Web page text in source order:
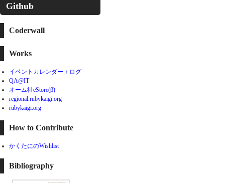
Github
Coderwall
Works
イベントカレンダー＋ログ
QA@IT
オーム社eStore(β)
regional.rubykaigi.org
rubykaigi.org
How to Contribute
かくたにのWishlist
Bibliography